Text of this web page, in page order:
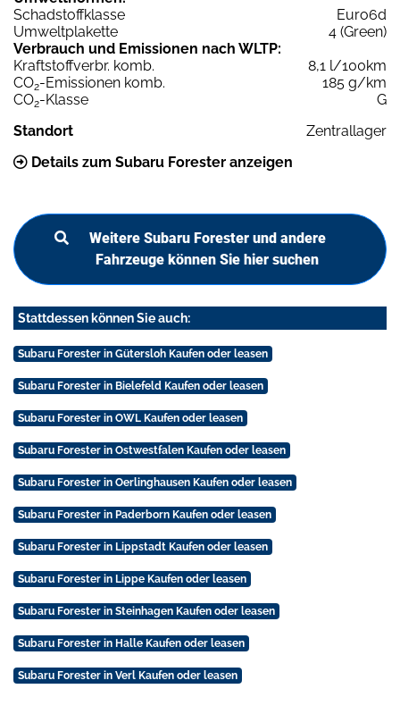
Schadstoffklasse
Euro6d
Umweltplakette
4 (Green)
Verbrauch und Emissionen nach WLTP:
Kraftstoffverbr. komb.
8,1 l/100km
CO2-Emissionen komb.
185 g/km
CO2-Klasse
G
Standort
Zentrallager
Details zum Subaru Forester anzeigen
Weitere Subaru Forester und andere
Fahrzeuge können Sie hier suchen
Stattdessen können Sie auch:
Subaru Forester in Gütersloh Kaufen oder leasen
Subaru Forester in Bielefeld Kaufen oder leasen
Subaru Forester in OWL Kaufen oder leasen
Subaru Forester in Ostwestfalen Kaufen oder leasen
Subaru Forester in Oerlinghausen Kaufen oder leasen
Subaru Forester in Paderborn Kaufen oder leasen
Subaru Forester in Lippstadt Kaufen oder leasen
Subaru Forester in Lippe Kaufen oder leasen
Subaru Forester in Steinhagen Kaufen oder leasen
Subaru Forester in Halle Kaufen oder leasen
Subaru Forester in Verl Kaufen oder leasen